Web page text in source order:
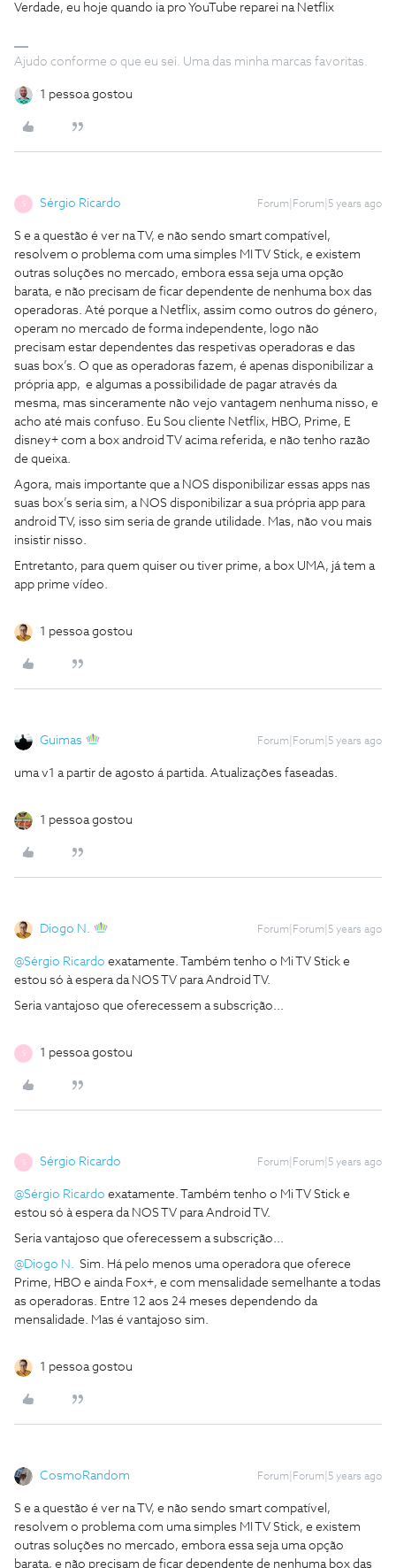
Verdade, eu hoje quando ia pro YouTube reparei na Netflix
Ajudo conforme o que eu sei. Uma das minha marcas favoritas.
1 pessoa gostou
S Sérgio Ricardo Forum|Forum|5 years ago
S e a questão é ver na TV, e não sendo smart compatível,
resolvem o problema com uma simples MI TV Stick, e existem
outras soluções no mercado, embora essa seja uma opção
barata, e não precisam de ficar dependente de nenhuma box das
operadoras. Até porque a Netflix, assim como outros do género,
operam no mercado de forma independente, logo não
precisam estar dependentes das respetivas operadoras e das
suas box’s. O que as operadoras fazem, é apenas disponibilizar a
própria app, e algumas a possibilidade de pagar através da
mesma, mas sinceramente não vejo vantagem nenhuma nisso, e
acho até mais confuso. Eu Sou cliente Netflix, HBO, Prime, E
disney+ com a box android TV acima referida, e não tenho razão
de queixa.
Agora, mais importante que a NOS disponibilizar essas apps nas
suas box’s seria sim, a NOS disponibilizar a sua própria app para
android TV, isso sim seria de grande utilidade. Mas, não vou mais
insistir nisso.
Entretanto, para quem quiser ou tiver prime, a box UMA, já tem a
app prime vídeo.
1 pessoa gostou
Guimas Forum|Forum|5 years ago
uma v1 a partir de agosto á partida. Atualizações faseadas.
1 pessoa gostou
Diogo N. Forum|Forum|5 years ago
@Sérgio Ricardo exatamente. Também tenho o Mi TV Stick e
estou só à espera da NOS TV para Android TV.
Seria vantajoso que oferecessem a subscrição...
S 1 pessoa gostou
S Sérgio Ricardo Forum|Forum|5 years ago
@Sérgio Ricardo exatamente. Também tenho o Mi TV Stick e
estou só à espera da NOS TV para Android TV.
Seria vantajoso que oferecessem a subscrição...
@Diogo N. Sim. Há pelo menos uma operadora que oferece
Prime, HBO e ainda Fox+, e com mensalidade semelhante a todas
as operadoras. Entre 12 aos 24 meses dependendo da
mensalidade. Mas é vantajoso sim.
1 pessoa gostou
CosmoRandom Forum|Forum|5 years ago
S e a questão é ver na TV, e não sendo smart compatível,
resolvem o problema com uma simples MI TV Stick, e existem
outras soluções no mercado, embora essa seja uma opção
barata, e não precisam de ficar dependente de nenhuma box das